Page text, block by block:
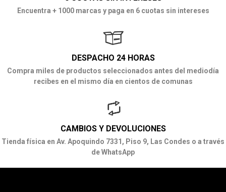
Encuentra + 1000 marcas y paga en 6 cuotas sin intereses
DESPACHO 24 HORAS
Compra miles de productos seleccionados antes del mediodía
recibes en el mismo día en cientos de comunas
CAMBIOS Y DEVOLUCIONES
Tienda física en Av. Apoquindo 7331, Piso 9, Las Condes o a través
de WhatsApp